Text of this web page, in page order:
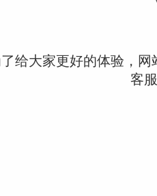
给大家更好的体验，
客